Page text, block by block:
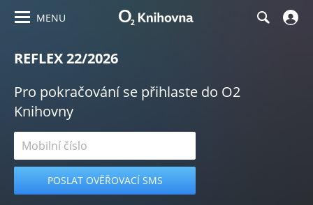
MENU
REFLEX 22/2026
Pro pokračování se přihlaste do O2
Knihovny